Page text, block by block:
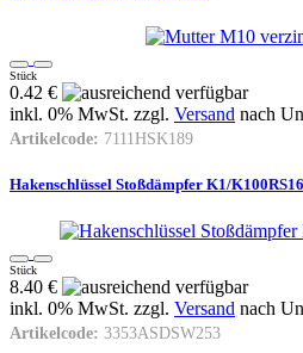
Stück
0.42 €
inkl. 0% MwSt. zzgl. Versand nach
Artikelcode: 7111HSK189
Hakenschlüssel Stoßdämpfer K1/
Stück
8.40 €
inkl. 0% MwSt. zzgl. Versand nach
Artikelcode: 3353ASDSW253